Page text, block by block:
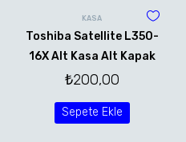
KASA
Toshiba Satellite L350-
16X Alt Kasa Alt Kapak
₺200,00
Sepete Ekle